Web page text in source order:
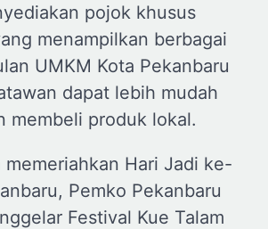
pojok khusus
menampilkan berbagai
UMKM Kota Pekanbaru
dapat lebih mudah
membeli produk lokal.
memeriahkan Hari Jadi ke-
Pemko Pekanbaru
Festival Kue Talam